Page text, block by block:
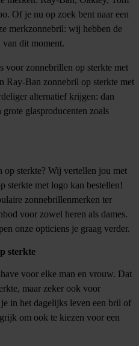
. Of je nu op zoek bent naar een
merkzonnebril: wij hebben de
van dit moment.
voor zonnebrillen op sterkte met
Ray-Ban zonnebril op sterkte met
alternatief krijgen: dan
glasproducenten zoals
op sterkte? Wij vertellen jou met
sterkte met logo kan bestellen!
zonnebrillenmerken ter
voor zowel heren als dames.
onze opticiens je graag verder.
sterkte
voor elke man en vrouw. Dat
maar zeker ook voor
in het dagelijks leven een bril of
om ook te kiezen voor een